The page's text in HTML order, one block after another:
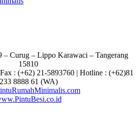
– Curug – Lippo Karawaci – Tangerang
15810
: (+62) 21-5893760 | Hotline : (+62)81
233 8888 61 (WA)